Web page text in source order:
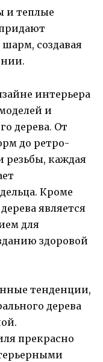
и теплые
создавая
интерьера
и
дерева. От
до ретро-
резьбы, каждая
Кроме
является
для
здоровой
тенденции,
дерева
прекрасно